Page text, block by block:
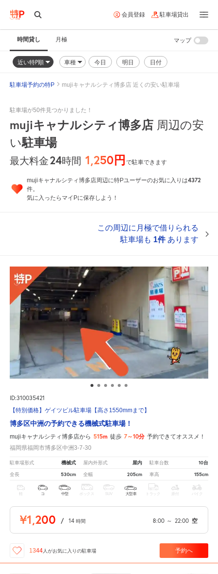
会員登録 駐車場貸出
時間貸し 月極
近い特P順 車種 今日 明日 日付
マップ
駐車場予約の特P mujiキャナルシティ博多店 近くの安い駐車場
駐車場が50件見つかりました！
mujiキャナルシティ博多店 周辺の安
い駐車場
最大料金24時間 1,250円で駐車できます
mujiキャナルシティ博多店周辺に特Pユーザーのお気に入りは4372
件。
気に入ったらマイPに保存しよう！
この周辺に月極で借りられる
駐車場も 1件あります
ID:310035421
【特別価格】ゲイツビル駐車場【高さ1550mmまで】
博多区中洲の予約できる機械式駐車場！
mujiキャナルシティ博多店から 515m 徒歩 7～10分 予約できてオススメ！
福岡県福岡市博多区中洲3-7-30
駐車場形式 機械式 屋内外形式 屋内 駐車台数 10台
全長 530cm 全幅 205cm 車高 155cm
軽 コ 中型 ボックス SUV 大型車 トラック 原付 バイク
¥1,200 / 14 時間 8:00 ～ 22:00 空
1344 人がお気に入りの駐車場 予約へ